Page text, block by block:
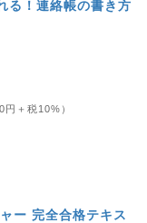
る！連絡帳の書き方
円＋税10%）
ー 完全合格テキス